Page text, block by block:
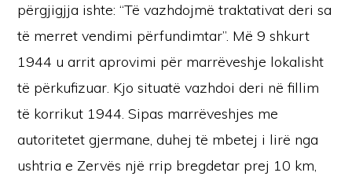
përgjigjja ishte: “Të vazhdojmë traktativat deri sa
të merret vendimi përfundimtar”. Më 9 shkurt
1944 u arrit aprovimi për marrëveshje lokalisht
të përkufizuar. Kjo situatë vazhdoi deri në fillim
të korrikut 1944. Sipas marrëveshjes me
autoritetet gjermane, duhej të mbetej i lirë nga
ushtria e Zervës një rrip bregdetar prej 10 km,